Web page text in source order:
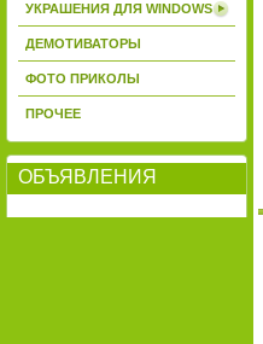
УКРАШЕНИЯ ДЛЯ WINDOWS
ДЕМОТИВАТОРЫ
ФОТО ПРИКОЛЫ
ПРОЧЕЕ
ОБЪЯВЛЕНИЯ